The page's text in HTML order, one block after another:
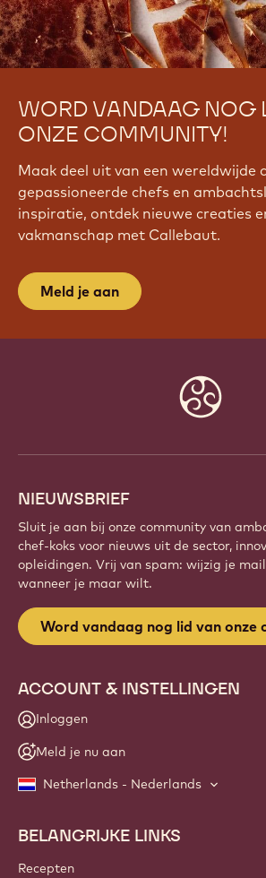
a
t
c
h
v
=
o
P
1
r
j
I
Y
i
2
M
P
_
y
K
E
e
0
N
F
O
S
p
WORD VANDAAG NOG
ONZE COMMUNITY!
Maak deel uit van een wereldwijde
gepassioneerde chefs en
inspiratie, ontdek nieuwe creaties
vakmanschap met Callebaut.
Meld je aan
NIEUWSBRIEF
Sluit je aan bij onze community van
chef-koks voor nieuws uit de sector,
opleidingen. Vrij van spam: wijzig je
wanneer je maar wilt.
Word vandaag nog lid van onze
ACCOUNT & INSTELLINGEN
Inloggen
Meld je nu aan
Netherlands - Nederlands
Footer
Callebaut
BELANGRIJKE LINKS
Recepten